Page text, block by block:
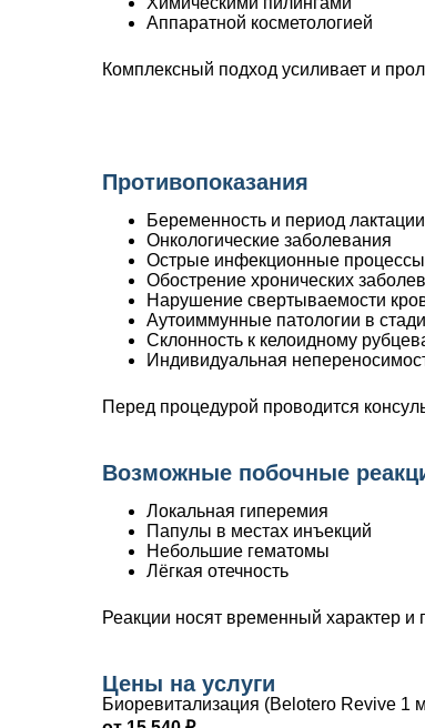
Аппаратной косметологией
Комплексный подход усиливает и
Противопоказания
Беременность и период лактации
Онкологические заболевания
Острые инфекционные процессы
Обострение хронических
Нарушение свертываемости
Аутоиммунные патологии в
Склонность к келоидному
Индивидуальная
Перед процедурой проводится
Возможные побочные
Локальная гиперемия
Папулы в местах инъекций
Небольшие гематомы
Лёгкая отечность
Реакции носят временный характер и
Цены на услуги
Биоревитализация (Belotero Revive 1